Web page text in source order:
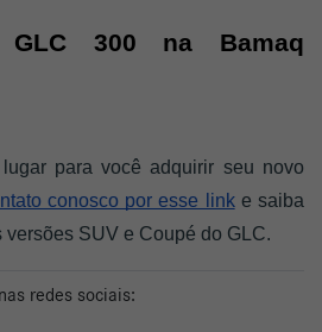
GLC 300 na Bamaq
para você adquirir seu novo
conosco por esse link e saiba
SUV e Coupé do GLC.
redes sociais: